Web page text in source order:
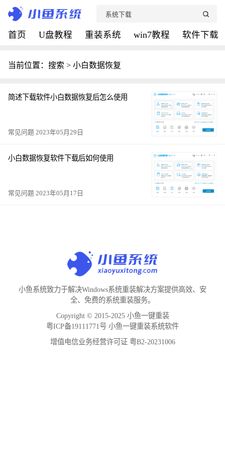
首页 U盘教程 重装系统 win7教程 软件下载
当前位置：搜索 > 小白数据恢复
简述下载软件小白数据恢复后怎么使用
常见问题 2023年05月29日
小白数据恢复软件下载后如何使用
常见问题 2023年05月17日
小鱼系统致力于解决Windows系统重装解决方案提供高效、安
全、免费的系统重装服务。
Copyright © 2015-2025 小鱼一键重装
粤ICP备19111771号 小鱼一键重装系统软件
增值电信业务经营许可证 粤B2-20231006